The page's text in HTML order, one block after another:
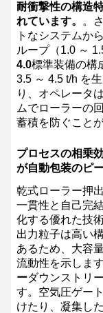
耐衝撃性の構造
れています。
。
トなシステムか
ループ（1.0 ～
4.0標準装備の構
3.5 ～ 4.5 t/h を
り、オペレータ
ムでローラーの
蓄積を防ぐこと
プロセスの相乗
が自動包装のピ
乾式ローラー押
一貫性と自己完
化する優れた技
出力粒子は高い
あるため、大容
流動性を示します
ーダウンストリ
す。空気圧ゲー
けたり、凝集し